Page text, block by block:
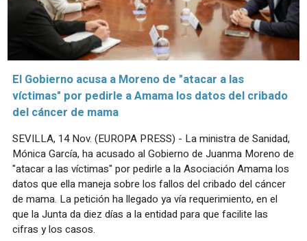
El Gobierno acusa a Moreno de "atacar a las
víctimas" por pedirle a Amama los datos del cribado
del cáncer de mama
SEVILLA, 14 Nov. (EUROPA PRESS) - La ministra de Sanidad,
Mónica García, ha acusado al Gobierno de Juanma Moreno de
"atacar a las víctimas" por pedirle a la Asociación Amama los
datos que ella maneja sobre los fallos del cribado del cáncer
de mama. La petición ha llegado ya vía requerimiento, en el
que la Junta da diez días a la entidad para que facilite las
cifras y los casos.